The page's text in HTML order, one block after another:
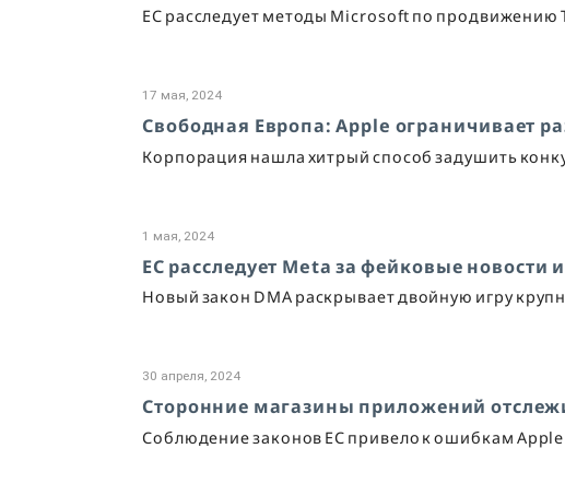
ЕС расследует методы Microsoft по продвижению
17 мая, 2024
Свободная Европа: Apple ограничивает
Корпорация нашла хитрый способ задушить
1 мая, 2024
ЕС расследует Meta за фейковые новости
Новый закон DMA раскрывает двойную игру
30 апреля, 2024
Сторонние магазины приложений
Соблюдение законов ЕС привело к ошибкам